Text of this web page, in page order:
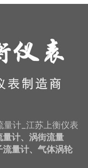
量计_江苏上衡仪表
计、涡街流量
量计、气体涡轮